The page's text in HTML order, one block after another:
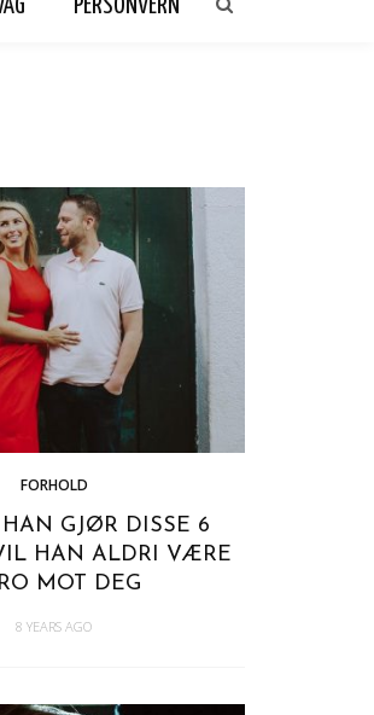
PERSONVERN
FORHOLD
GJØR DISSE 6
HAN ALDRI VÆRE
MOT DEG
8 YEARS AGO